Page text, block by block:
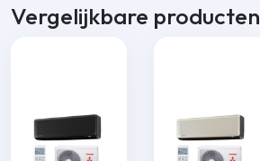
Vergelijkbare producten